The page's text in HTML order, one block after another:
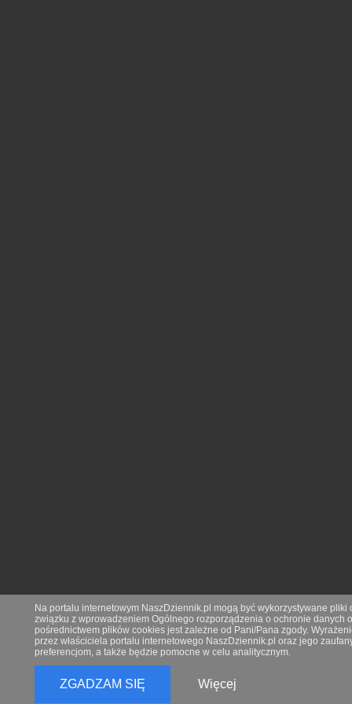
Na portalu internetowym NaszDziennik.pl mogą być wykorzystywane
związku z wprowadzeniem Ogólnego rozporządzenia o ochronie danych
pośrednictwem plików cookies jest zależne od Pani/Pana zgody.
przez właściciela portalu internetowego NaszDziennik.pl oraz jego
preferencjom, a także będzie pomocne w celu analitycznym.
ZGADZAM SIĘ Więcej